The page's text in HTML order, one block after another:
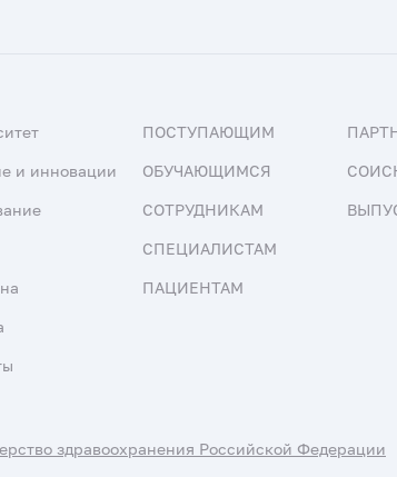
и инновации
ПОСТУПАЮЩИМ
ОБУЧАЮЩИМСЯ
СОТРУДНИКАМ
СПЕЦИАЛИСТАМ
ПАЦИЕНТАМ
здравоохранения Российской Федерации